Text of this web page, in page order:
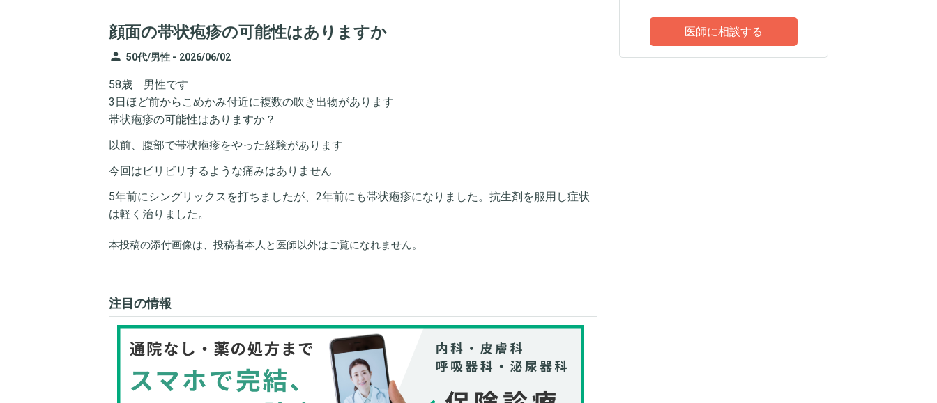
顔面の帯状疱疹の可能性はありますか
person 50代/男性 - 2026/06/02
58歳 男性です
3日ほど前からこめかみ付近に複数の吹き出物があります
帯状疱疹の可能性はありますか？
以前、腹部で帯状疱疹をやった経験があります
今回はビリビリするような痛みはありません
5年前にシングリックスを打ちましたが、2年前にも帯状疱疹になりました。抗生剤を服用し症状
は軽く治りました。
本投稿の添付画像は、投稿者本人と医師以外はご覧になれません。
注目の情報
医師に相談する